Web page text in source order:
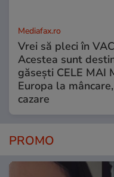
Mediafax.ro
Vrei să pleci în
Acestea sunt
găsești CELE MAI
Europa la
cazare
PROMO